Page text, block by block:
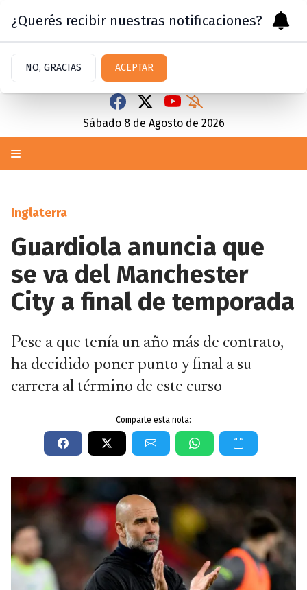
Sábado 8 de Agosto de 2026
Inglaterra
Guardiola anuncia que
se va del Manchester
City a final de temporada
Pese a que tenía un año más de contrato,
ha decidido poner punto y final a su
carrera al término de este curso
Comparte esta nota:
¿Querés recibir nuestras notificaciones?
NO, GRACIAS ACEPTAR